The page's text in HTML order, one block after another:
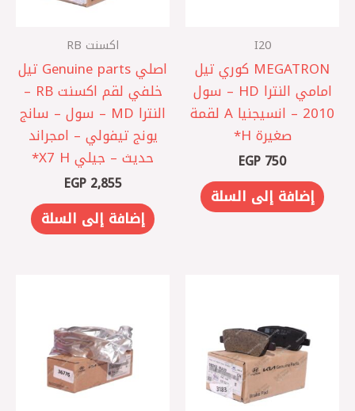
I20
MEGATRON كوري تيل
امامي النترا HD – سول
2010 – انسيجنيا A لقمة
صغيرة H*
EGP 750
إضافة إلى السلة
اكسنت RB
اصلي Genuine parts تيل
خلفي لقم اكسنت RB –
النترا MD – سول – سانج
يونج تيفولي – امجراند
حديث – جيلي X7 H*
EGP2,855
إضافة إلى السلة